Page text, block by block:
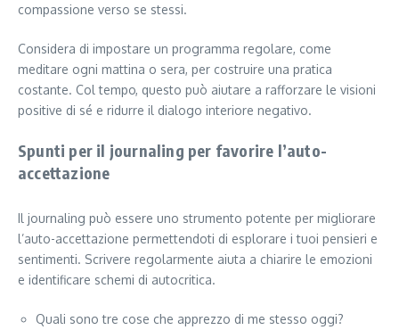
compassione verso se stessi.
Considera di impostare un programma regolare, come
meditare ogni mattina o sera, per costruire una pratica
costante. Col tempo, questo può aiutare a rafforzare le visioni
positive di sé e ridurre il dialogo interiore negativo.
Spunti per il journaling per favorire l’auto-
accettazione
Il journaling può essere uno strumento potente per migliorare
l’auto-accettazione permettendoti di esplorare i tuoi pensieri e
sentimenti. Scrivere regolarmente aiuta a chiarire le emozioni
e identificare schemi di autocritica.
Quali sono tre cose che apprezzo di me stesso oggi?